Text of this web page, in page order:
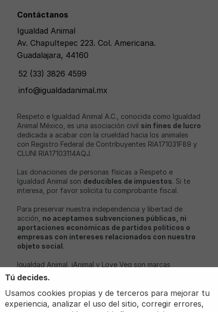
Contáctanos
Igualdad Animal
Av. Chapultepec 223. Col. Americana.
Guadalajara, 44160
52 (33) 3826 4599
info@igualdadanimal.mx
Respeto e Igualdad Animal A.C., conocida como Igualdad
Animal México, es una asociación civil sin fines de lucro
dedicada a acabar con la crueldad hacia los animales
con Registro Federal de Contribuyentes RIA171031F89 y
CLUNI RIA17103114AQJ.
Las donaciones de personas físicas a Respeto e
Igualdad Animal son deducibles de impuestos. Si te
interesa, por favor solicita tu comprobante fiscal.
Para preservar nuestra independencia y libertad de
acción, no aceptamos subvenciones públicas, ni
aportaciones económicas de partidos políticos o
empresas con intereses relacionados con nuestro
objeto social.
Igualdad Animal, iAnimal y Love Veg son marcas
registradas de Igualdad Animal.
Tú decides.
Usamos cookies propias y de terceros para mejorar tu
experiencia, analizar el uso del sitio, corregir errores,